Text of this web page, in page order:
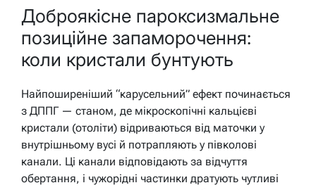
Доброякісне пароксизмальне
позиційне запаморочення:
коли кристали бунтують
Найпоширеніший “карусельний” ефект починається
з ДППГ — станом, де мікроскопічні кальцієві
кристали (отоліти) відриваються від маточки у
внутрішньому вусі й потрапляють у півколові
канали. Ці канали відповідають за відчуття
обертання, і чужорідні частинки дратують чутливі